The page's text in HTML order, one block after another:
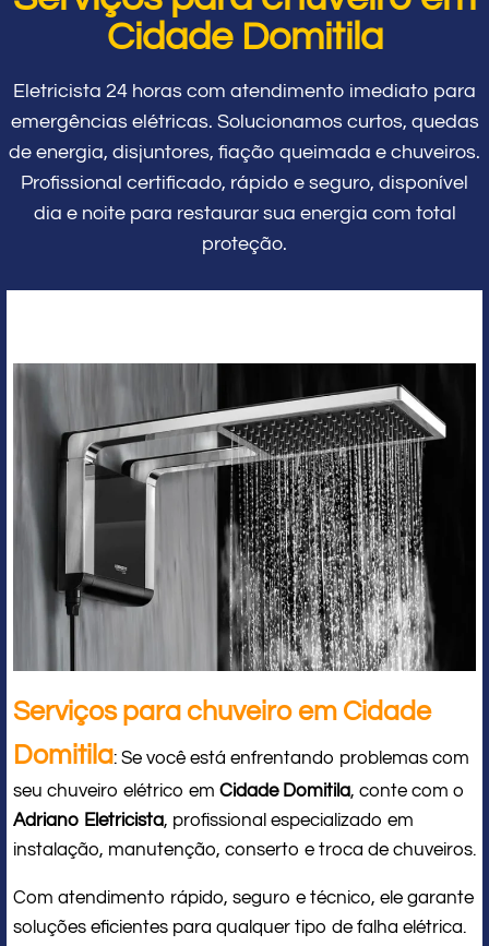
Cidade Domitila
Eletricista 24 horas com atendimento imediato para
emergências elétricas. Solucionamos curtos, quedas
de energia, disjuntores, fiação queimada e chuveiros.
Profissional certificado, rápido e seguro, disponível
dia e noite para restaurar sua energia com total
proteção.
Serviços para chuveiro em Cidade
Domitila: Se você está enfrentando problemas com
seu chuveiro elétrico em Cidade Domitila, conte com o
Adriano Eletricista, profissional especializado em
instalação, manutenção, conserto e troca de chuveiros.
Com atendimento rápido, seguro e técnico, ele garante
soluções eficientes para qualquer tipo de falha elétrica.